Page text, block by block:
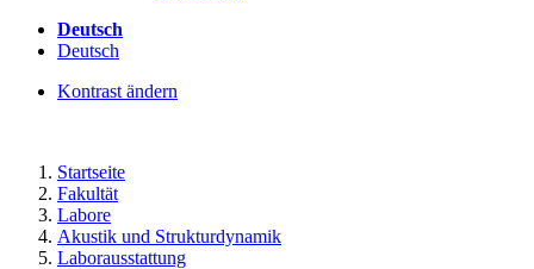
Deutsch
Deutsch
Kontrast ändern
Startseite
Fakultät
Labore
Akustik und Strukturdynamik
Laborausstattung